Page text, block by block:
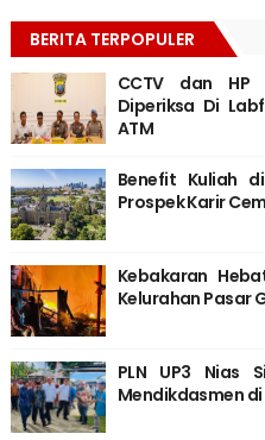
BERITA TERPOPULER
CCTV dan HP
Diperiksa Di
ATM
Benefit Kuliah
Prospek Karir
Kebakaran
Kelurahan Pasar
PLN UP3 Nias
Mendikdasmen di